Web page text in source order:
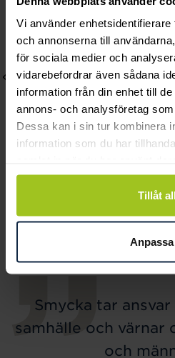
Vi använder
och annonserna till
för sociala medier och
vidarebefordrar även sådana
information från din enhet till
annons- och analysföretag
Dessa kan i sin tur kombinera
information som du har
Tillåt
Anpassa
August
Pris:600 kr
600 kr
Smycka tar
samhälle och värnar
och